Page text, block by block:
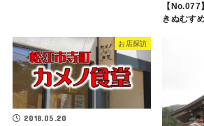
【
きぬむす
お店探訪
2018.05.20